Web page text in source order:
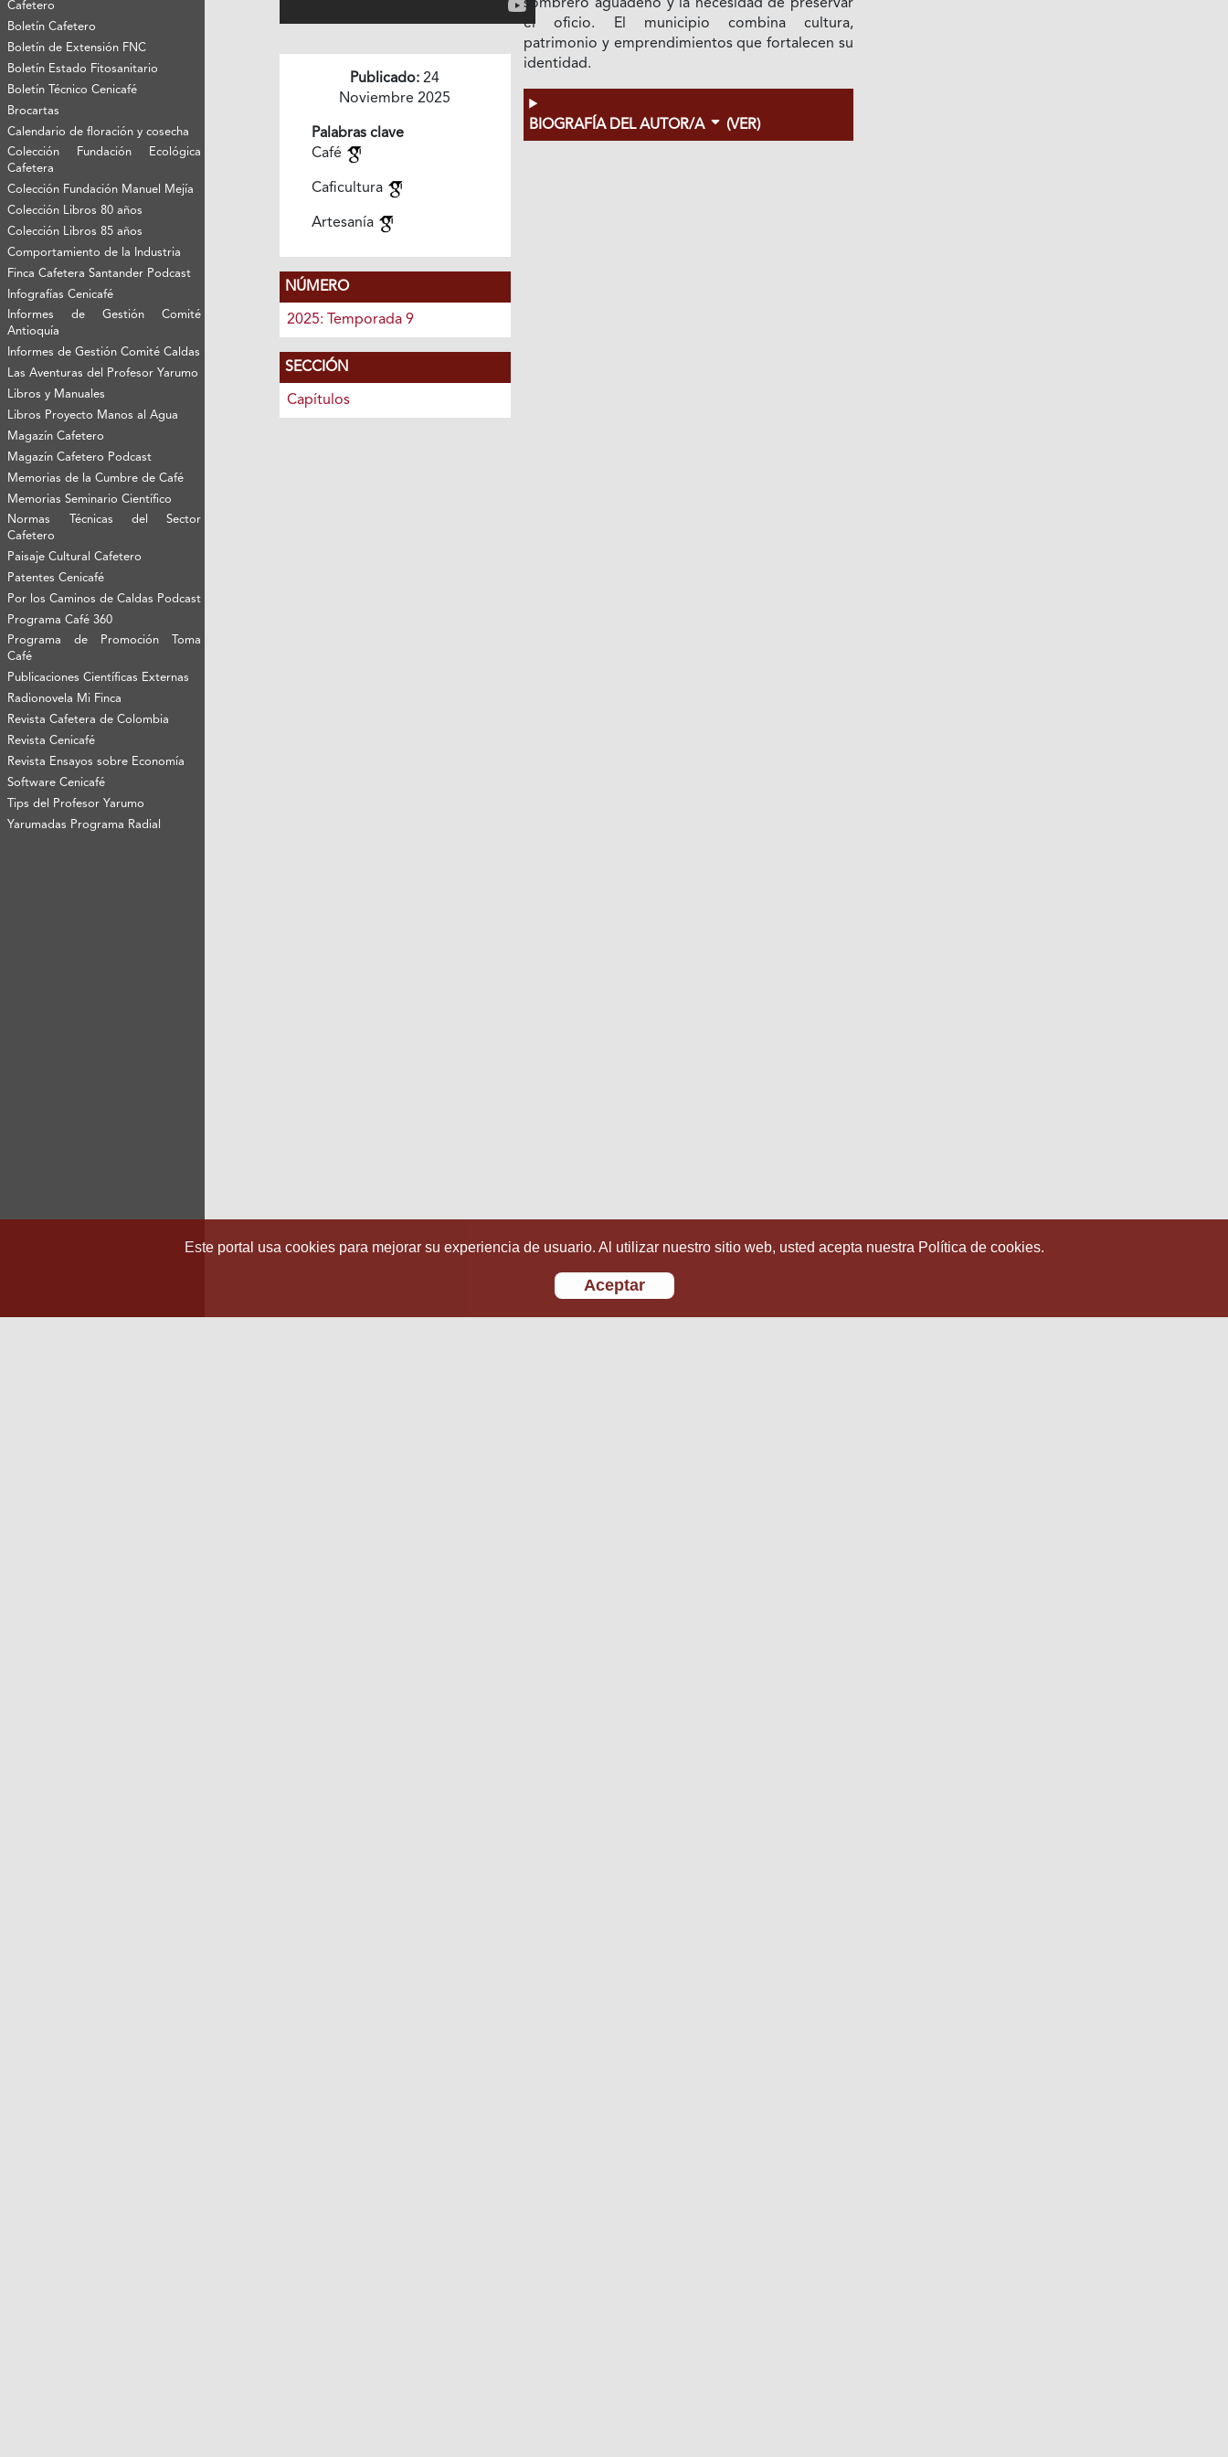
Cafetero
Boletín Cafetero
Boletín de Extensión FNC
Boletín Estado Fitosanitario
Boletín Técnico Cenicafé
Brocartas
Calendario de floración y cosecha
Colección Fundación Ecológica
Cafetera
Colección Fundación Manuel Mejía
Colección Libros 80 años
Colección Libros 85 años
Comportamiento de la Industria
Finca Cafetera Santander Podcast
Infografías Cenicafé
Informes de Gestión Comité
Antioquía
Informes de Gestión Comité Caldas
Las Aventuras del Profesor Yarumo
Libros y Manuales
Libros Proyecto Manos al Agua
Magazín Cafetero
Magazín Cafetero Podcast
Memorias de la Cumbre de Café
Memorias Seminario Científico
Normas Técnicas del Sector
Cafetero
Paisaje Cultural Cafetero
Patentes Cenicafé
Por los Caminos de Caldas Podcast
Programa Café 360
Programa de Promoción Toma
Café
Publicaciones Científicas Externas
Radionovela Mi Finca
Revista Cafetera de Colombia
Revista Cenicafé
Revista Ensayos sobre Economía
Software Cenicafé
Tips del Profesor Yarumo
Yarumadas Programa Radial
Publicado: 24
Noviembre 2025
Palabras clave
Café
Caficultura
Artesanía
NÚMERO
2025: Temporada 9
SECCIÓN
Capítulos
sombrero aguadeño y la necesidad de preservar
el oficio. El municipio combina cultura,
patrimonio y emprendimientos que fortalecen su
identidad.
BIOGRAFÍA DEL AUTOR/A (VER)
Este portal usa cookies para mejorar su experiencia de usuario. Al utilizar nuestro sitio web, usted acepta nuestra Política de cookies.
Aceptar